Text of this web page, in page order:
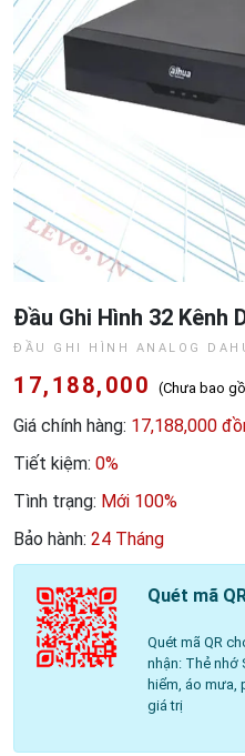
Đầu Ghi Hình 32 Kênh
ĐẦU GHI HÌNH ANALOG
17,188,000 (Chưa bao
Giá chính hàng: 17,188,000
Tiết kiệm: 0%
Tình trạng: Mới 100%
Bảo hành: 24 Tháng
Quét mã
Quét mã QR
nhận: Thẻ nhớ
hiểm, áo mưa,
giá trị